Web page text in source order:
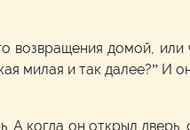
возвращения домой, или
милая и так далее?” И
А когда он открыл